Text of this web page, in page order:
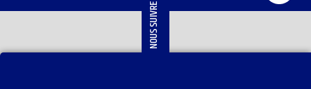
NOUS SUIVRE